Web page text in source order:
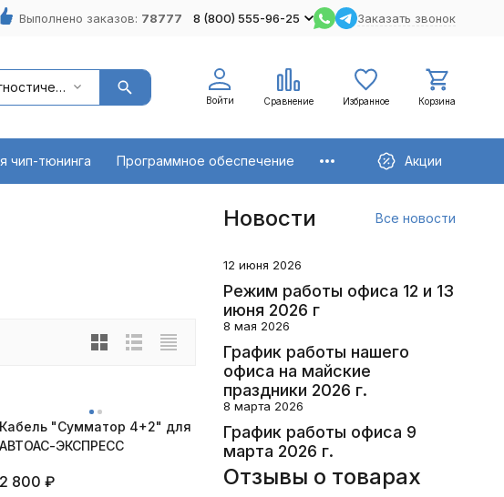
Выполнено заказов: 78777 8 (800) 555-96-25 Заказать звонок
Диагностическое оборудование
Войти Сравнение Избранное Корзина
чип-тюнинга Программное обеспечение Акции
Кабель "Сумматор 4+2" для
АВТОАС-ЭКСПРЕСС
2 800 ₽
Новости Все новости
12 июня 2026
Режим работы офиса 12 и 13
июня 2026 г
8 мая 2026
График работы нашего
офиса на майские
праздники 2026 г.
8 марта 2026
График работы офиса 9
марта 2026 г.
Отзывы о товарах